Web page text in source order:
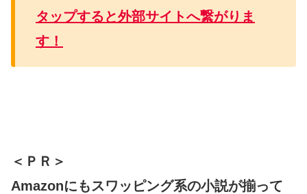
タップすると外部サイトへ繋がりま
す！
＜ＰＲ＞
Amazonにもスワッピング系の小説が揃って